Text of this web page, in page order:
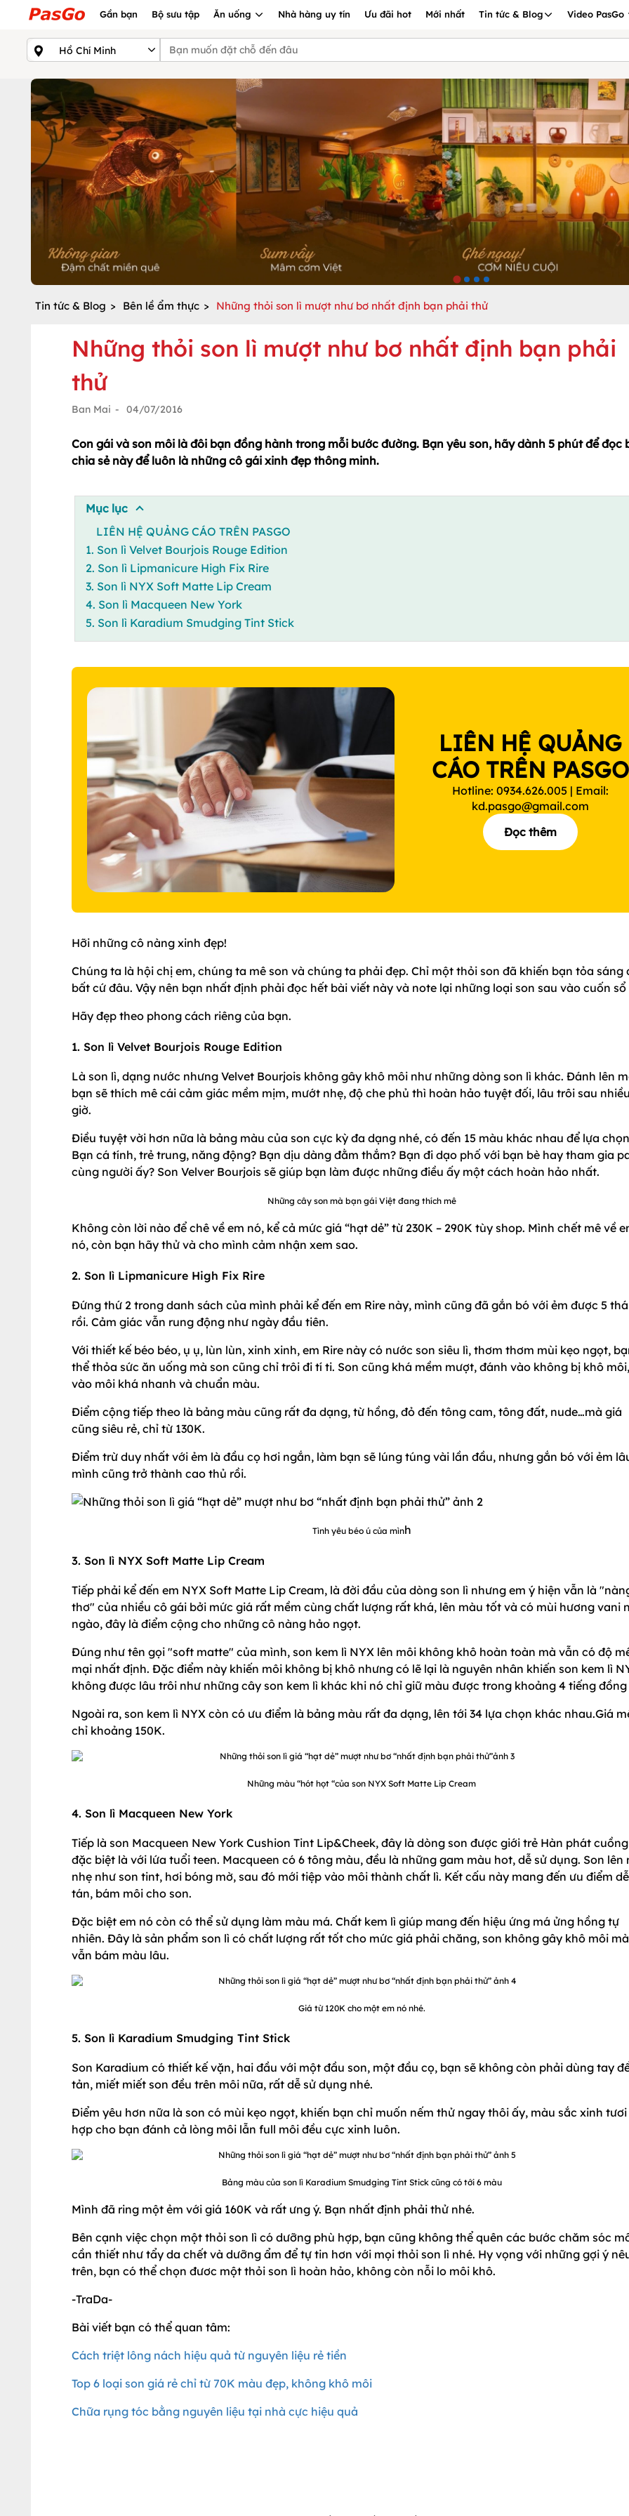
Gần bạn Bộ sưu tập Ăn uống Nhà hàng uy tín Ưu đãi hot Mới nhất Tin tức & Blog Video PasGo
Tin tức & Blog > Bên lề ẩm thực > Những thỏi son lì mượt như bơ nhất định bạn phải thử
Những thỏi son lì mượt như bơ nhất định bạn phải
thử
Ban Mai - 04/07/2016
Con gái và son môi là đôi bạn đồng hành trong mỗi bước đường. Bạn yêu son, hãy dành 5 phút để đọc
chia sẻ này để luôn là những cô gái xinh đẹp thông minh.
Mục lục
LIÊN HỆ QUẢNG CÁO TRÊN PASGO
1. Son lì Velvet Bourjois Rouge Edition
2. Son lì Lipmanicure High Fix Rire
3. Son lì NYX Soft Matte Lip Cream
4. Son lì Macqueen New York
5. Son lì Karadium Smudging Tint Stick
LIÊN HỆ QUẢNG
CÁO TRÊN PASGO
Hotline: 0934.626.005 | Email:
kd.pasgo@gmail.com
Đọc thêm
Hỡi những cô nàng xinh đẹp!
Chúng ta là hội chị em, chúng ta mê son và chúng ta phải đẹp. Chỉ một thỏi son đã khiến bạn tỏa sáng
bất cứ đâu. Vậy nên bạn nhất định phải đọc hết bài viết này và note lại những loại son sau vào cuốn sổ
Hãy đẹp theo phong cách riêng của bạn.
1. Son lì Velvet Bourjois Rouge Edition
Là son lì, dạng nước nhưng Velvet Bourjois không gây khô môi như những dòng son lì khác. Đánh lên
bạn sẽ thích mê cái cảm giác mềm mịm, mướt nhẹ, độ che phủ thì hoàn hảo tuyệt đối, lâu trôi sau
giờ.
Điều tuyệt vời hơn nữa là bảng màu của son cực kỳ đa dạng nhé, có đến 15 màu khác nhau để lựa
Bạn cá tính, trẻ trung, năng động? Bạn dịu dàng đằm thắm? Bạn đi dạo phố với bạn bè hay tham gia
cùng người ấy? Son Velver Bourjois sẽ giúp bạn làm được những điều ấy một cách hoàn hảo nhất.
Những cây son mà bạn gái Việt đang thích mê
Không còn lời nào để chê về em nó, kể cả mức giá “hạt dẻ” từ 230K – 290K tùy shop. Mình chết mê về
nó, còn bạn hãy thử và cho mình cảm nhận xem sao.
2. Son lì Lipmanicure High Fix Rire
Đứng thứ 2 trong danh sách của mình phải kể đến em Rire này, mình cũng đã gắn bó với ẻm được 5
rồi. Cảm giác vẫn rung động như ngày đầu tiên.
Với thiết kế béo béo, ụ ụ, lùn lùn, xinh xinh, em Rire này có nước son siêu lì, thơm thơm mùi kẹo ngọt,
thể thỏa sức ăn uống mà son cũng chỉ trôi đi tí ti. Son cũng khá mềm mượt, đánh vào không bị khô
vào môi khá nhanh và chuẩn màu.
Điểm cộng tiếp theo là bảng màu cũng rất đa dạng, từ hồng, đỏ đến tông cam, tông đất, nude…mà giá
cũng siêu rẻ, chỉ từ 130K.
Điểm trừ duy nhất với ẻm là đầu cọ hơi ngắn, làm bạn sẽ lúng túng vài lần đầu, nhưng gắn bó với ẻm
mình cũng trở thành cao thủ rồi.
Tình yêu béo ú của mình
3. Son lì NYX Soft Matte Lip Cream
Tiếp phải kể đến em NYX Soft Matte Lip Cream, là đời đầu của dòng son lì nhưng em ý hiện vẫn là
thơ" của nhiều cô gái bởi mức giá rất mềm cùng chất lượng rất khá, lên màu tốt và có mùi hương vani
ngào, đây là điểm cộng cho những cô nàng hảo ngọt.
Đúng như tên gọi "soft matte" của mình, son kem lì NYX lên môi không khô hoàn toàn mà vẫn có độ
mại nhất định. Đặc điểm này khiến môi không bị khô nhưng có lẽ lại là nguyên nhân khiến son kem lì
không được lâu trôi như những cây son kem lì khác khi nó chỉ giữ màu được trong khoảng 4 tiếng đồng
Ngoài ra, son kem lì NYX còn có ưu điểm là bảng màu rất đa dạng, lên tới 34 lựa chọn khác nhau.Giá
chỉ khoảng 150K.
Những màu “hót họt “của son NYX Soft Matte Lip Cream
4. Son lì Macqueen New York
Tiếp là son Macqueen New York Cushion Tint Lip&Cheek, đây là dòng son được giới trẻ Hàn phát
đặc biệt là với lứa tuổi teen. Macqueen có 6 tông màu, đều là những gam màu hot, dễ sử dụng. Son lên
nhẹ như son tint, hơi bóng mờ, sau đó mới tiệp vào môi thành chất lì. Kết cấu này mang đến ưu điểm dễ
tán, bám môi cho son.
Đặc biệt em nó còn có thể sử dụng làm màu má. Chất kem lì giúp mang đến hiệu ứng má ửng hồng tự
nhiên. Đây là sản phẩm son lì có chất lượng rất tốt cho mức giá phải chăng, son không gây khô môi mà
vẫn bám màu lâu.
Giá từ 120K cho một em nó nhé.
5. Son lì Karadium Smudging Tint Stick
Son Karadium có thiết kế vặn, hai đầu với một đầu son, một đầu cọ, bạn sẽ không còn phải dùng tay
tản, miết miết son đều trên môi nữa, rất dễ sử dụng nhé.
Điểm yêu hơn nữa là son có mùi kẹo ngọt, khiến bạn chỉ muốn nếm thử ngay thôi ấy, màu sắc xinh
hợp cho bạn đánh cả lòng môi lẫn full môi đều cực xinh luôn.
Bảng màu của son lì Karadium Smudging Tint Stick cũng có tới 6 màu
Mình đã ring một ẻm với giá 160K và rất ưng ý. Bạn nhất định phải thử nhé.
Bên cạnh việc chọn một thỏi son lì có dưỡng phù hợp, bạn cũng không thể quên các bước chăm sóc
cần thiết như tẩy da chết và dưỡng ẩm để tự tin hơn với mọi thỏi son lì nhé. Hy vọng với những gợi ý
trên, bạn có thể chọn đươc một thỏi son lì hoàn hảo, không còn nỗi lo môi khô.
-TraDa-
Bài viết bạn có thể quan tâm:
Cách triệt lông nách hiệu quả từ nguyên liệu rẻ tiền
Top 6 loại son giá rẻ chỉ từ 70K màu đẹp, không khô môi
Chữa rụng tóc bằng nguyên liệu tại nhà cực hiệu quả